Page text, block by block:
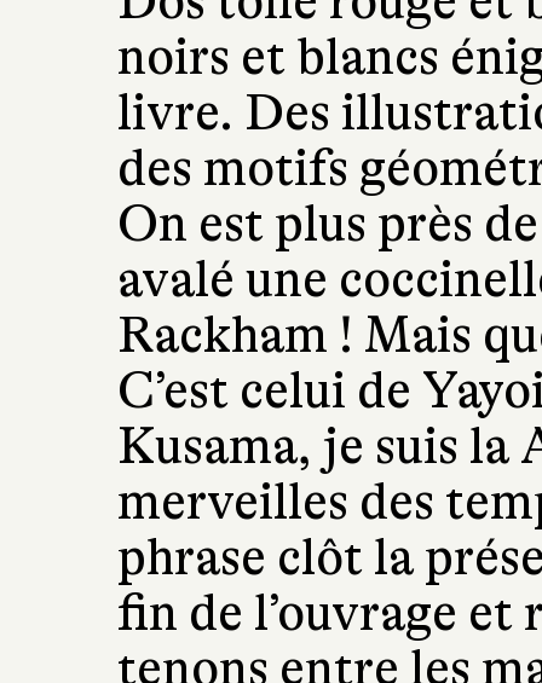
noirs et blancs
livre. Des
des motifs
On est plus près
avalé une
Rackham ! Mais
C’est celui de
Kusama, je suis la
merveilles des
phrase clôt la
fin de l’ouvrage et
tenons entre les